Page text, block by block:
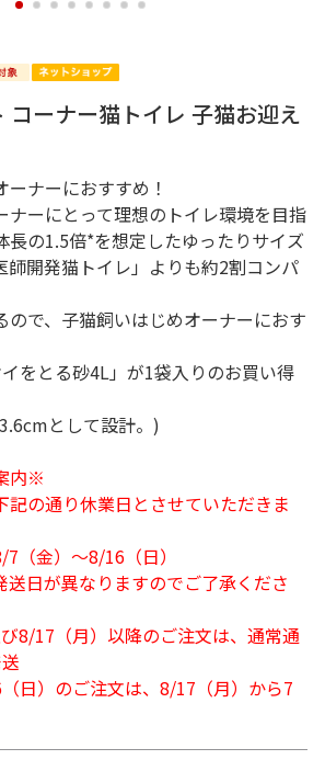
1 2 3 4 5 6 7 8
コーナー猫トイレ 子猫お迎え
ナーにおすすめ！
ナーにとって理想のトイレ環境を目指
長の1.5倍*を想定したゆったりサイズ
師開発猫トイレ」よりも約2割コンパ
ので、子猫飼いはじめオーナーにおす
をとる砂4L」が1袋入りのお買い得
として設計。)
内※
記の通り休業日とさせていただきま
（金）～8/16（日）
送日が異なりますのでご了承くださ
8/17（月）以降のご注文は、通常通
日）のご注文は、8/17（月）から7